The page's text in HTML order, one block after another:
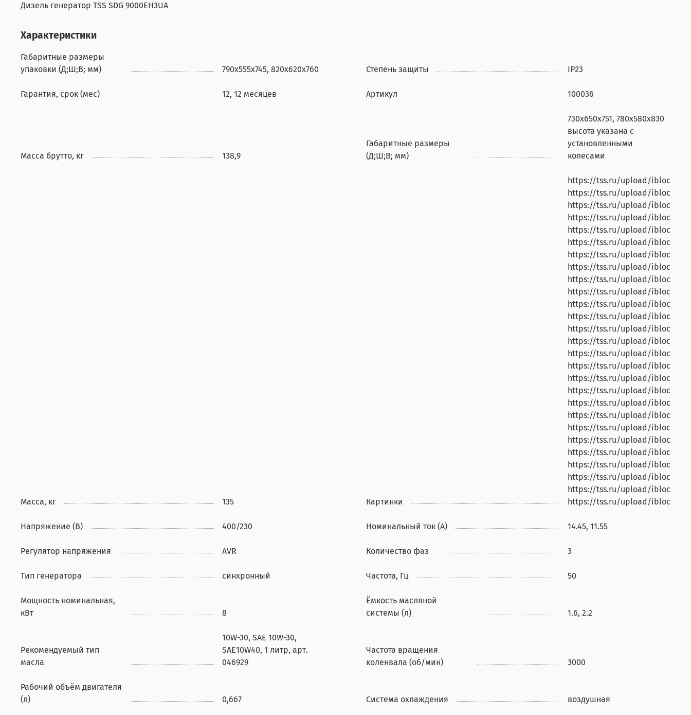
Дизель генератор TSS SDG 9000EH3UA
Характеристики
Габаритные размеры
упаковки (Д;Ш;В; мм)
790х555х745, 820х620х760 Степень защиты IP23
Гарантия, срок (мес) 12, 12 месяцев Артикул 100036
Масса брутто, кг 138,9
Габаритные размеры
(Д;Ш;В; мм)
730х650х751, 780х580х830
высота указана с
установленными
колесами
Масса, кг 135 Картинки
https://tss.ru/upload/iblock/
https://tss.ru/upload/iblock/
https://tss.ru/upload/iblock/f65/
https://tss.ru/upload/iblock/1f6/
https://tss.ru/upload/iblock/
https://tss.ru/upload/iblock/f1e/
https://tss.ru/upload/iblock/
https://tss.ru/upload/iblock/
https://tss.ru/upload/iblock/
https://tss.ru/upload/iblock/
https://tss.ru/upload/iblock/b51/
https://tss.ru/upload/iblock/
https://tss.ru/upload/iblock/
https://tss.ru/upload/iblock/
https://tss.ru/upload/iblock/
https://tss.ru/upload/iblock/7a5/
https://tss.ru/upload/iblock/
https://tss.ru/upload/iblock/
https://tss.ru/upload/iblock/
https://tss.ru/upload/iblock/
https://tss.ru/upload/iblock/
https://tss.ru/upload/iblock/
https://tss.ru/upload/iblock/
https://tss.ru/upload/iblock/fc0/
https://tss.ru/upload/iblock/
https://tss.ru/upload/iblock/
https://tss.ru/upload/iblock/
Напряжение (В) 400/230 Номинальный ток (А) 14.45, 11.55
Регулятор напряжения AVR Количество фаз 3
Тип генератора синхронный Частота, Гц 50
Мощность номинальная,
кВт
8
Ёмкость масляной
системы (л)
1.6, 2.2
Рекомендуемый тип
масла
10W-30, SAE 10W-30,
SAE10W40, 1 литр, арт.
046929
Частота вращения
коленвала (об/мин)
3000
Рабочий объём двигателя
(л)
0,667 Система охлаждения воздушная